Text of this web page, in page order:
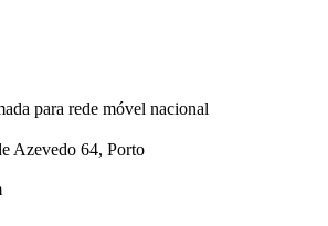
para rede móvel nacional
Azevedo 64, Porto